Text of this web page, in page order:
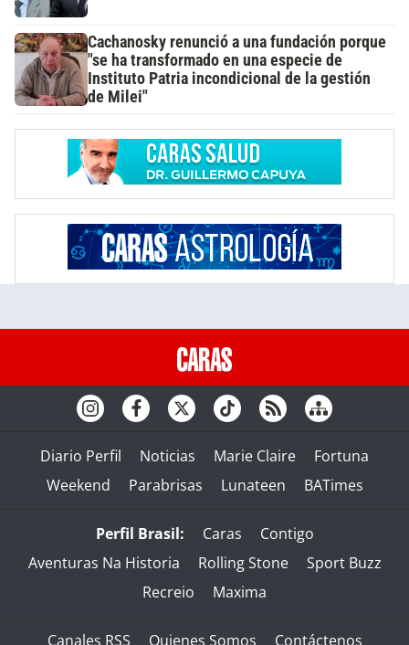
Cachanosky renunció a una fundación porque
"se ha transformado en una especie de
Instituto Patria incondicional de la gestión
de Milei"
Diario Perfil Noticias Marie Claire
Fortuna
Weekend
Parabrisas Lunateen BATimes
Perfil Brasil: Caras
Contigo
Aventuras Na Historia
Rolling Stone
Sport Buzz
Recreio
Maxima
Canales RSS Quienes Somos Contáctenos